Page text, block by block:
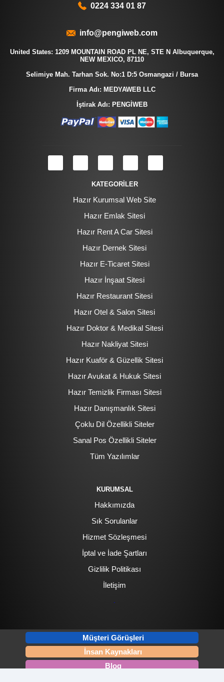
0224 334 01 87
info@pengiweb.com
United States: 1209 MOUNTAIN ROAD PL NE, STE N Albuquerque,
NEW MEXICO, 87110
Selimiye Mah. Tarhan Sok. No:1 D:5 Osmangazi / Bursa
Firma Adı: MEDYAWEB LLC
İştirak Adı: PENGİWEB
KATEGORİLER
Hazır Kurumsal Web Site
Hazır Emlak Sitesi
Hazır Rent A Car Sitesi
Hazır Dernek Sitesi
Hazır E-Ticaret Sitesi
Hazır İnşaat Sitesi
Hazır Restaurant Sitesi
Hazır Otel & Salon Sitesi
Hazır Doktor & Medikal Sitesi
Hazır Nakliyat Sitesi
Hazır Kuaför & Güzellik Sitesi
Hazır Avukat & Hukuk Sitesi
Hazır Temizlik Firması Sitesi
Hazır Danışmanlık Sitesi
Çoklu Dil Özellikli Siteler
Sanal Pos Özellikli Siteler
Tüm Yazılımlar
KURUMSAL
Hakkımızda
Sık Sorulanlar
Hizmet Sözleşmesi
İptal ve İade Şartları
Gizlilik Politikası
İletişim
Müşteri Görüşleri
İnsan Kaynakları
Blog